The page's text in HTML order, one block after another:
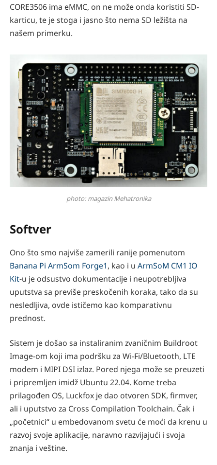
CORE3506 ima eMMC, on ne može onda koristiti SD-
karticu, te je stoga i jasno što nema SD ležišta na
našem primerku.
photo: magazin Mehatronika
Softver
Ono što smo najviše zamerili ranije pomenutom
Banana Pi ArmSom Forge1, kao i u ArmSoM CM1 IO
Kit-u je odsustvo dokumentacije i neupotrebljiva
uputstva sa previše preskočenih koraka, tako da su
nesledljiva, ovde ističemo kao komparativnu
prednost.
Sistem je došao sa instaliranim zvaničnim Buildroot
Image-om koji ima podršku za Wi-Fi/Bluetooth, LTE
modem i MIPI DSI izlaz. Pored njega može se preuzeti
i pripremljen imidž Ubuntu 22.04. Kome treba
prilagođen OS, Luckfox je dao otvoren SDK, firmver,
ali i uputstvo za Cross Compilation Toolchain. Čak i
„početnici“ u embedovanom svetu će moći da krenu u
razvoj svoje aplikacije, naravno razvijajući i svoja
znanja i veštine.